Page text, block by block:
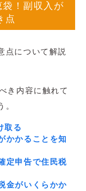
！副収入が
点
点について解説
き内容に触れて
。
取る
かかることを知
定申告で住民税
金がいくらかか